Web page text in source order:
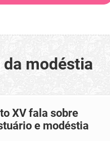
da modéstia
XV fala sobre
e modéstia